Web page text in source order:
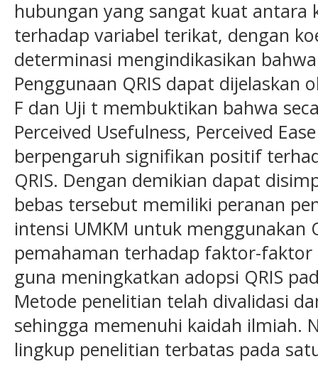
hubungan yang sangat kuat antara
terhadap variabel terikat, dengan
determinasi mengindikasikan
Penggunaan QRIS dapat dijelaskan
F dan Uji t membuktikan bahwa
Perceived Usefulness, Perceived
berpengaruh signifikan positif
QRIS. Dengan demikian dapat
bebas tersebut memiliki peranan
intensi UMKM untuk menggunakan
pemahaman terhadap faktor-
guna meningkatkan adopsi QRIS
Metode penelitian telah divalidasi
sehingga memenuhi kaidah ilmiah.
lingkup penelitian terbatas pada